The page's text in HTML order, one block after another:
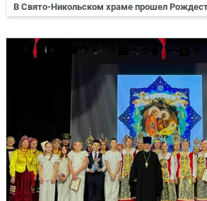
В Свято-Никольском храме прошел